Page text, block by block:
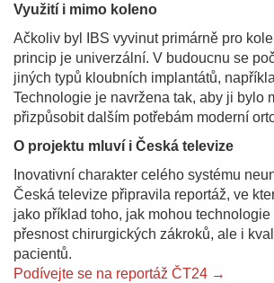
Využití i mimo koleno
Ačkoliv byl IBS vyvinut primárně pro
princip je univerzální. V budoucnu se
jiných typů kloubních implantátů,
Technologie je navržena tak, aby ji bylo
přizpůsobit dalším potřebám moderní
O projektu mluví i Česká televize
Inovativní charakter celého systému
Česká televize připravila reportáž, ve
jako příklad toho, jak mohou
přesnost chirurgických zákroků, ale i
pacientů.
Podívejte se na reportáž ČT24 →